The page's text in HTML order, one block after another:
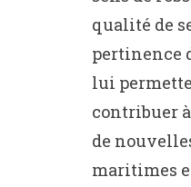
qualité de
pertinence
lui
contribuer
de
maritimes